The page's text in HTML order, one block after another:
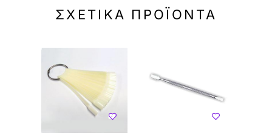
ΣΧΕΤΙΚΆ ΠΡΟΪΌΝΤΑ